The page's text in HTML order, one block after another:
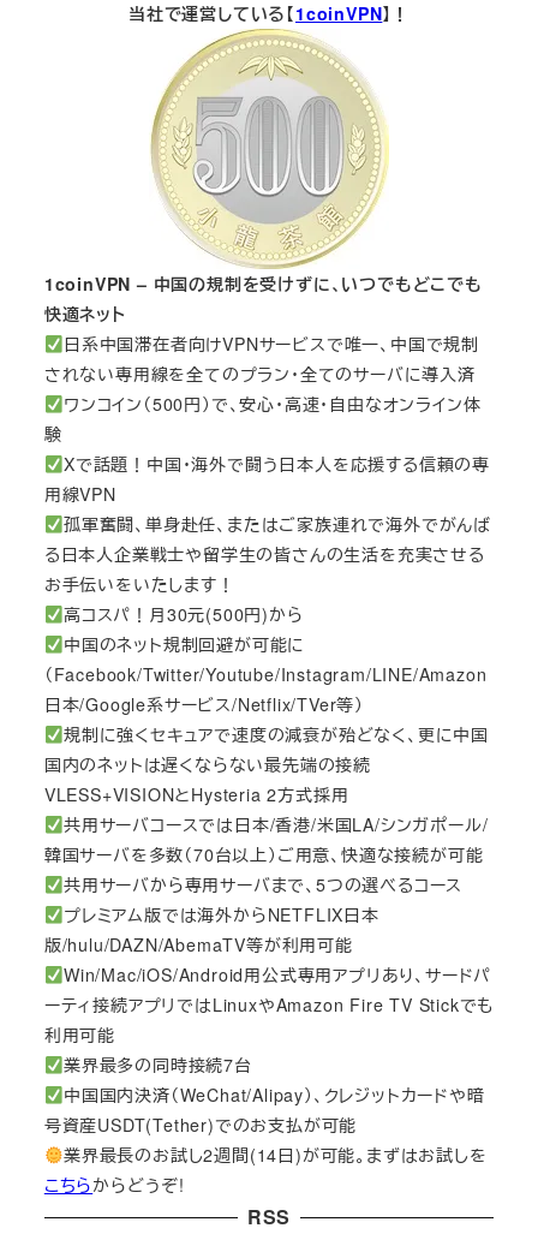
当社で運営している【1coinVPN】！
1coinVPN – 中国の規制を受けずに、いつでもどこでも
快適ネット
日系中国滞在者向けVPNサービスで唯一、中国で規制
されない専用線を全てのプラン・全てのサーバに導入済
ワンコイン（500円）で、安心・高速・自由なオンライン体
験
Xで話題！中国・海外で闘う日本人を応援する信頼の専
用線VPN
孤軍奮闘、単身赴任、またはご家族連れで海外でがんば
る日本人企業戦士や留学生の皆さんの生活を充実させる
お手伝いをいたします！
高コスパ！月30元(500円)から
中国のネット規制回避が可能に
（Facebook/Twitter/Youtube/Instagram/LINE/Amazon
日本/Google系サービス/Netflix/TVer等）
規制に強くセキュアで速度の減衰が殆どなく、更に中国
国内のネットは遅くならない最先端の接続
VLESS+VISIONとHysteria 2方式採用
共用サーバコースでは日本/香港/米国LA/シンガポール/
韓国サーバを多数（70台以上）ご用意、快適な接続が可能
共用サーバから専用サーバまで、5つの選べるコース
プレミアム版では海外からNETFLIX日本
版/hulu/DAZN/AbemaTV等が利用可能
Win/Mac/iOS/Android用公式専用アプリあり、サードパ
ーティ接続アプリではLinuxやAmazon Fire TV Stickでも
利用可能
業界最多の同時接続7台
中国国内決済（WeChat/Alipay）、クレジットカードや暗
号資産USDT(Tether)でのお支払が可能
業界最長のお試し2週間(14日)が可能。まずはお試しを
こちらからどうぞ!
RSS